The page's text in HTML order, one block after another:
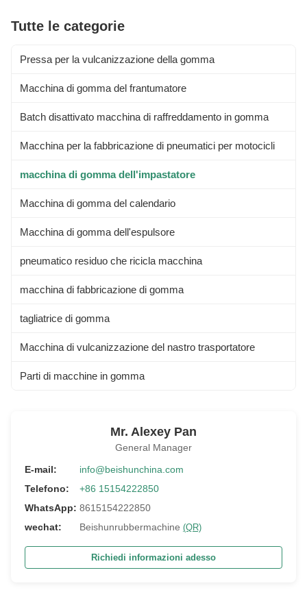
Tutte le categorie
Pressa per la vulcanizzazione della gomma
Macchina di gomma del frantumatore
Batch disattivato macchina di raffreddamento in gomma
Macchina per la fabbricazione di pneumatici per motocicli
macchina di gomma dell'impastatore
Macchina di gomma del calendario
Macchina di gomma dell'espulsore
pneumatico residuo che ricicla macchina
macchina di fabbricazione di gomma
tagliatrice di gomma
Macchina di vulcanizzazione del nastro trasportatore
Parti di macchine in gomma
Mr. Alexey Pan
General Manager
E-mail:
info@beishunchina.com
Telefono:
+86 15154222850
WhatsApp: 8615154222850
wechat:
Beishunrubbermachine (QR)
Richiedi informazioni adesso